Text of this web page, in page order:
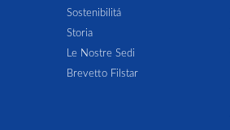
Sostenibilitá
Storia
Le Nostre Sedi
Brevetto Filstar